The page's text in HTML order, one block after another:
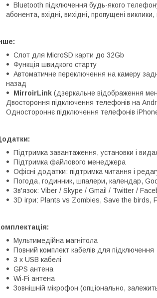
Bluetooth підключення будь-якого
абонента, вхідні, вихідні, пропущені
Слот для MicroSD карти до 32Gb
Функція швидкого старту
Автоматичне переключення на камеру
назад
MirroirLink (дзеркальне відображення
Двостороння підключення телефонів на
Одностороннє підключення телефонів
Підтримка завантаження, установки і
Підтримка файлового менеджера
Офісні додатки: підтримка читання і
Погода, годинник, шпалери, календар,
Зв'язок: Viber / Skype / Gmail / Twitter /
3D ігри: Plants vs Zombies, Save the birds,
Мультимедійна магнітола
Повний комплект кабелів для підключення
3 x USB кабелі
GPS антена
Wi-Fi антена
Зовнішній мікрофон (опціонально,